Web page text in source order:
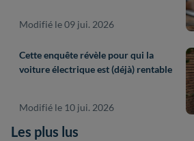
Modifié le 09 jui. 2026
Cette enquête révèle pour qui la
voiture électrique est (déjà) rentable
Modifié le 10 jui. 2026
Les plus lus